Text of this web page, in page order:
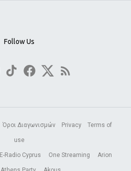
Follow Us
Όροι Διαγωνισμών Privacy Terms of
use
E-Radio Cyprus One Streaming Arion